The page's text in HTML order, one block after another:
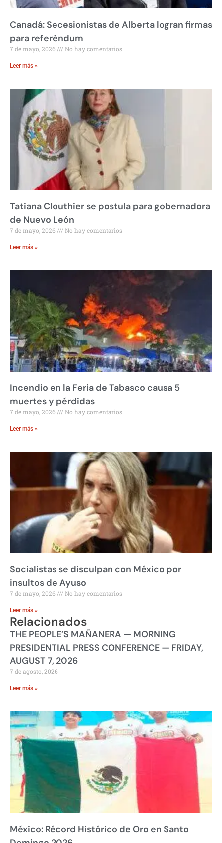
Canadá: Secesionistas de Alberta logran firmas
para referéndum
7 de mayo, 2026 No hay comentarios
Leer más »
Tatiana Clouthier se postula para gobernadora
de Nuevo León
7 de mayo, 2026 No hay comentarios
Leer más »
Incendio en la Feria de Tabasco causa 5
muertes y pérdidas
7 de mayo, 2026 No hay comentarios
Leer más »
Socialistas se disculpan con México por
insultos de Ayuso
7 de mayo, 2026 No hay comentarios
Leer más »
Relacionados
THE PEOPLE’S MAÑANERA — MORNING
PRESIDENTIAL PRESS CONFERENCE — FRIDAY,
AUGUST 7, 2026
7 de agosto, 2026
Leer más »
México: Récord Histórico de Oro en Santo